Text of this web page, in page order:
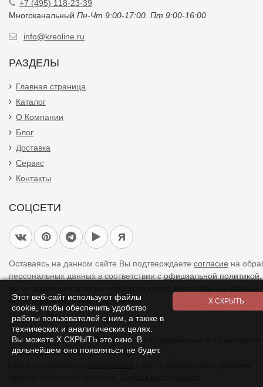
+7 (495) 118-23-39
Многоканальный Пн-Чт 9:00-17:00. Пт 9:00-16:00
info@kreoline.ru
РАЗДЕЛЫ
Главная страница
Каталог
О Компании
Блог
Доставка
Сервис
Контакты
СОЦСЕТИ
Я
Оставаясь на данном сайте Вы подтверждаете согласие на
персональных данных в соответствии софициальной политикой.
необходимо покинуть наш сайт.
Цены указанные на сайте являются справочными и не являются
публичной офертой (ст. 437 ГК).
Этот веб-сайт используют файлы
cookie, чтобы обеспечить удобство
работы пользователей с ним, а также в
технических и аналитических целях.
Вы можете Х СКРЫТЬ это окно. В
дальнейшем оно появляться не будет.